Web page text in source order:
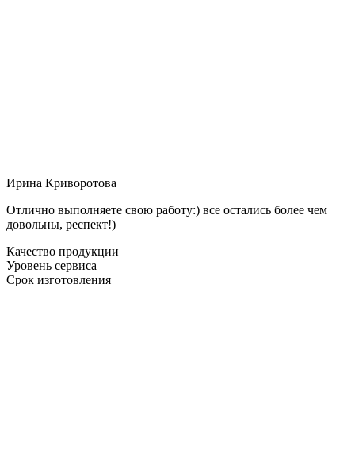
Ирина Криворотова
Отлично выполняете свою работу:) все остались более чем
довольны, респект!)
Качество продукции
Уровень сервиса
Срок изготовления